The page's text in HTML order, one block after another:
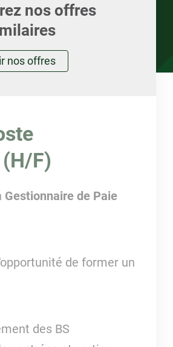
nos offres
nos offres
F)
Gestionnaire de Paie
de former un
des BS